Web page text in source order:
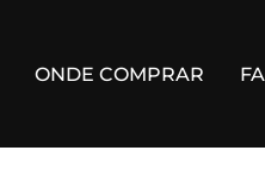
ONDE COMPRAR